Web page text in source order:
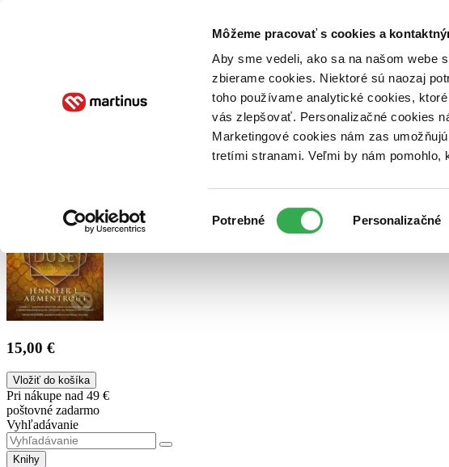
Môžeme pracovať s cookies a
Aby sme vedeli, ako sa na našom webe
zbierame cookies. Niektoré sú naozaj
toho používame analytické cookies,
vás zlepšovať. Personalizačné cookies
Marketingové cookies nám zas
tretími stranami. Veľmi by nám
súhlasu
Potrebné Personalizačné
Poukážky Kontakt
15,00 €
Vložiť do košíka
Pri nákupe nad 49 €
poštovné zadarmo
Vyhľadávanie
Knihy